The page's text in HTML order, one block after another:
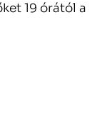
19 órától a